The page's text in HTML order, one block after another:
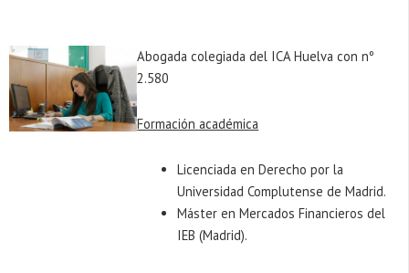
Abogada colegiada del ICA Huelva con nº
2.580
Formación académica
Licenciada en Derecho por la
Universidad Complutense de Madrid.
Máster en Mercados Financieros del
IEB (Madrid).